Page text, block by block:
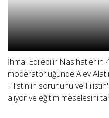
İhmal Edilebilir Nasihatler'in
moderatörlüğünde Alev
Filistin'in sorununu ve
alıyor ve eğitim meselesini